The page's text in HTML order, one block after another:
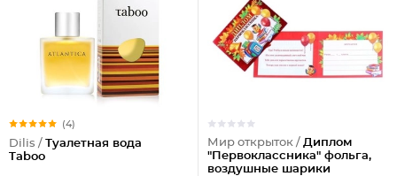
(4)
Dilis / Туалетная вода
Taboo
Мир открыток / Диплом
"Первоклассника" фольга,
воздушные шарики